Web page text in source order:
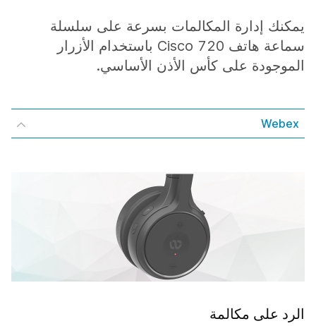
يمكنك إدارة المكالمات بسرعة على سلسلة
سماعة هاتف Cisco 720 باستخدام الأزرار
الموجودة على كأس الأذن الأساسي.
Webex
الرد على مكالمة